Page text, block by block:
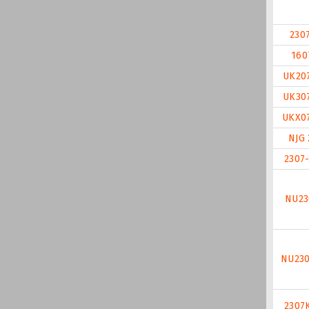
NJG